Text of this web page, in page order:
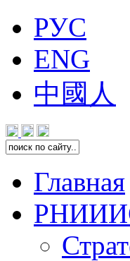
РУС
ENG
中國人
Главная